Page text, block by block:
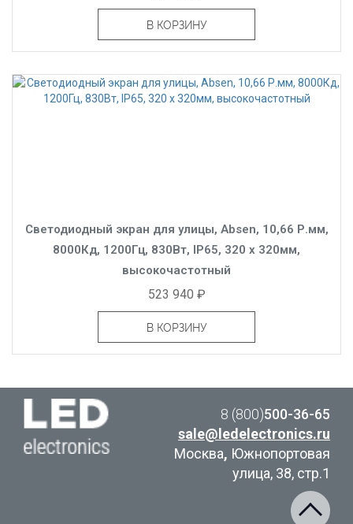
В КОРЗИНУ
Светодиодный экран для улицы, Absen, 10,66 Р.мм,
8000Кд, 1200Гц, 830Вт, IP65, 320 x 320мм,
высокочастотный
523 940 ₽
В КОРЗИНУ
8 (800)500-36-65
sale@ledelectronics.ru
Москва, Южнопортовая
улица, 38, стр.1